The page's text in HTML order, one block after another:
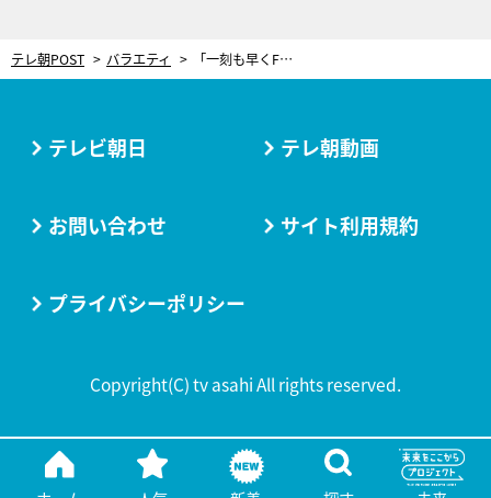
テレ朝POST バラエティ 「一刻も早くFIREしたい」コロチキ・ナダル、夢を語る。「この前投資にボンと入れました」
テレビ朝日 テレ朝動画
お問い合わせ サイト利用規約
プライバシーポリシー
Copyright(C) tv asahi All rights reserved.